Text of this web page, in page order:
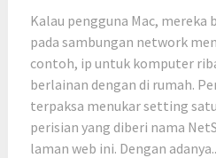
Kalau pengguna Mac,
pada sambungan network
contoh, ip untuk komputer
berlainan dengan di rumah.
terpaksa menukar setting
perisian yang diberi nama
laman web ini. Dengan